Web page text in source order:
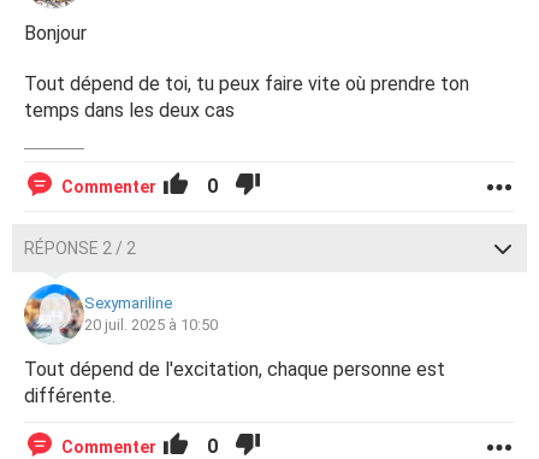
Bonjour
Tout dépend de toi, tu peux faire vite où prendre ton
temps dans les deux cas
Commenter 0
RÉPONSE 2 / 2
Sexymariline
20 juil. 2025 à 10:50
Tout dépend de l'excitation, chaque personne est
différente.
Commenter 0